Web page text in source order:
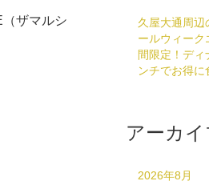
ザマルシ
久屋大通周辺
ールウィーク
間限定！デ
ンチでお得に
アーカ
2026年8月